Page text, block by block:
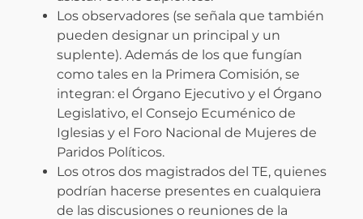
Los observadores (se señala que también
pueden designar un principal y un
suplente). Además de los que fungían
como tales en la Primera Comisión, se
integran: el Órgano Ejecutivo y el Órgano
Legislativo, el Consejo Ecuménico de
Iglesias y el Foro Nacional de Mujeres de
Paridos Políticos.
Los otros dos magistrados del TE, quienes
podrían hacerse presentes en cualquiera
de las discusiones o reuniones de la